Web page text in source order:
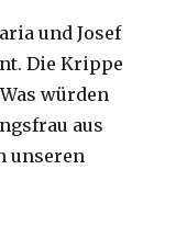
und Josef
Die Krippe
würden
aus
unseren